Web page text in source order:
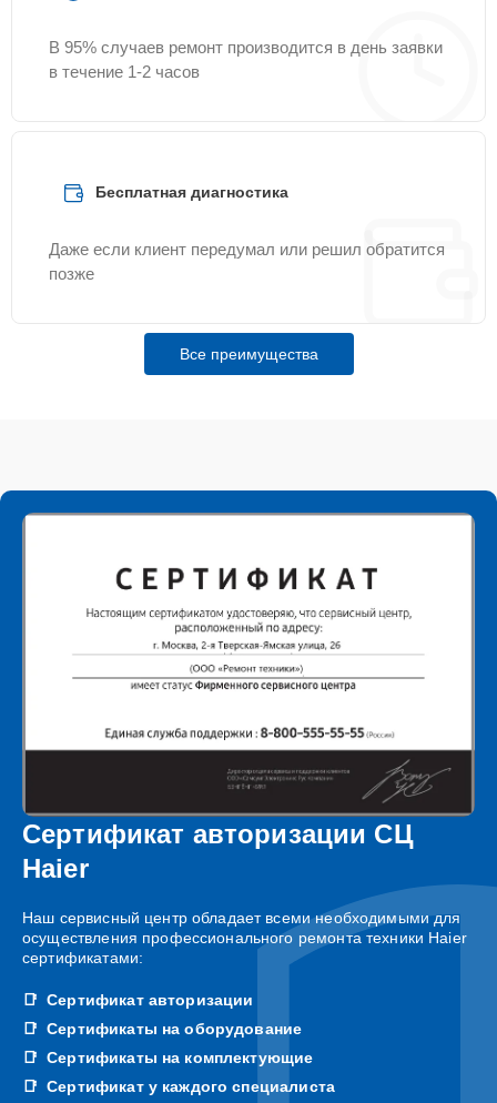
В 95% случаев ремонт производится в день заявки
в течение 1-2 часов
Бесплатная диагностика
Даже если клиент передумал или решил обратится
позже
Все преимущества
Сертификат авторизации СЦ
Haier
Наш сервисный центр обладает всеми необходимыми для
осуществления профессионального ремонта техники Haier
сертификатами:
Сертификат авторизации
Сертификаты на оборудование
Сертификаты на комплектующие
Сертификат у каждого специалиста